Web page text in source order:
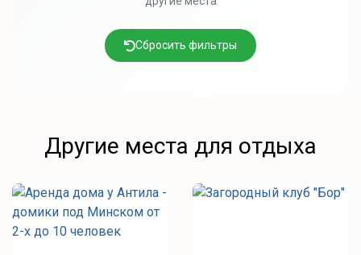
Сбросить фильтры
Другие места для отдыха